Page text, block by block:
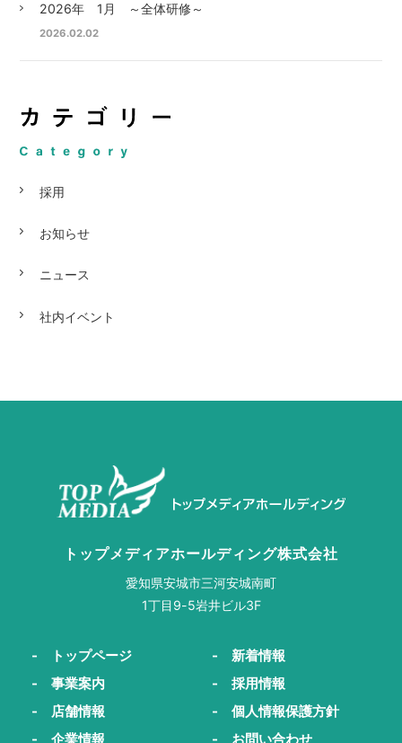
2026年 1月 ～全体研修～
2026.02.02
採用
お知らせ
ニュース
社内イベント
トップメディアホールディング株式会社
愛知県安城市三河安城南町
1丁目9-5岩井ビル3F
- トップページ
- 事業案内
- 店舗情報
- 企業情報
- 新着情報
- 採用情報
- 個人情報保護方針
- お問い合わせ